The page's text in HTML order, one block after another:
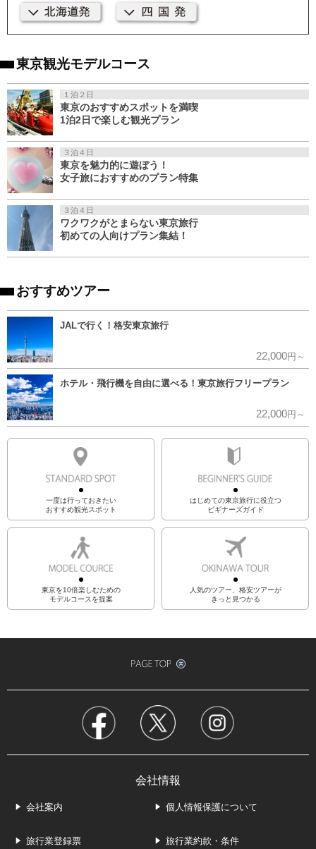
東京観光モデルコース
１泊２日
東京のおすすめスポットを満喫
1泊2日で楽しむ観光プラン
３泊４日
東京を魅力的に遊ぼう！
女子旅におすすめのプラン特集
３泊４日
ワクワクがとまらない東京旅行
初めての人向けプラン集結！
おすすめツアー
JALで行く！格安東京旅行
22,000円～
ホテル・飛行機を自由に選べる！東京旅行フリープラン
22,000円～
一度は行っておきたい
おすすめ観光スポット
はじめての東京旅行に役立つ
ビギナーズガイド
東京を10倍楽しむための
モデルコースを提案
人気のツアー、格安ツアーが
きっと見つかる
会社情報
会社案内 個人情報保護について
旅行業登録票 旅行業約款・条件